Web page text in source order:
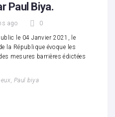
Paul Biya.
ago 0
le 04 Janvier 2021, le
la République évoque les
mesures barrières édictées
, Paul biya